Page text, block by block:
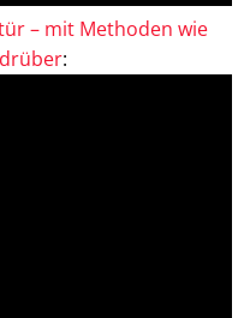
– mit Methoden wie
: